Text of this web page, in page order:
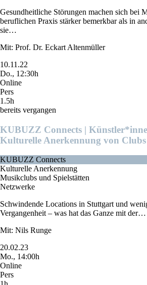
Gesundheitliche Störungen machen sich bei
beruflichen Praxis stärker bemerkbar als in
sie…
Mit: Prof. Dr. Eckart Altenmüller
10.11.22
Do., 12:30h
Online
Pers
1.5h
bereits vergangen
KUBUZZ Connects |
Kulturelle Anerkennung von Clubs
KUBUZZ Connects
Kulturelle Anerkennung
Musikclubs und Spielstätten
Netzwerke
Schwindende Locations in Stuttgart und
Vergangenheit – was hat das Ganze mit der…
Mit: Nils Runge
20.02.23
Mo., 14:00h
Online
Pers